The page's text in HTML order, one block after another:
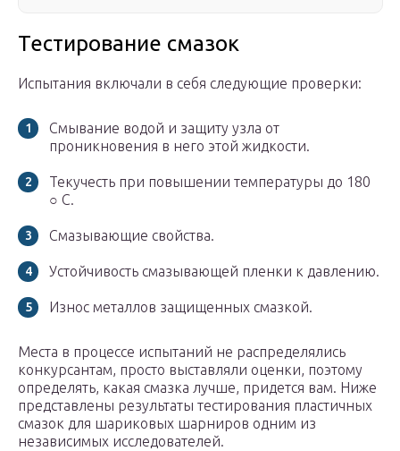
Тестирование смазок
Испытания включали в себя следующие проверки:
Смывание водой и защиту узла от
проникновения в него этой жидкости.
Текучесть при повышении температуры до 180
○ C.
Смазывающие свойства.
Устойчивость смазывающей пленки к давлению.
Износ металлов защищенных смазкой.
Места в процессе испытаний не распределялись
конкурсантам, просто выставляли оценки, поэтому
определять, какая смазка лучше, придется вам. Ниже
представлены результаты тестирования пластичных
смазок для шариковых шарниров одним из
независимых исследователей.